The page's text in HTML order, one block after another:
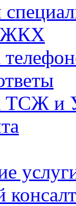
ЖКХ
ТСЖ и